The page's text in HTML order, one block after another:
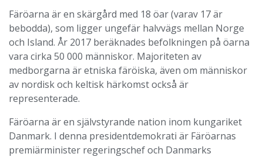
Färöarna är en skärgård med 18 öar (varav 17 är
bebodda), som ligger ungefär halvvägs mellan Norge
och Island. År 2017 beräknades befolkningen på öarna
vara cirka 50 000 människor. Majoriteten av
medborgarna är etniska färöiska, även om människor
av nordisk och keltisk härkomst också är
representerade.
Färöarna är en självstyrande nation inom kungariket
Danmark. I denna presidentdemokrati är Färöarnas
premiärminister regeringschef och Danmarks